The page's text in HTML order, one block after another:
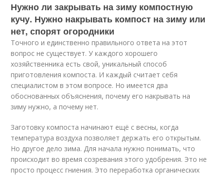
Нужно ли закрывать на зиму компостную
кучу. Нужно накрывать компост на зиму или
нет, спорят огородники
Точного и единственно правильного ответа на этот
вопрос не существует. У каждого хорошего
хозяйственника есть свой, уникальный способ
приготовления компоста. И каждый считает себя
специалистом в этом вопросе. Но имеется два
обоснованных объяснения, почему его накрывать на
зиму нужно, а почему нет.
Заготовку компоста начинают ещё с весны, когда
температура воздуха позволяет держать его открытым.
Но другое дело зима. Для начала нужно понимать, что
происходит во время созревания этого удобрения. Это не
просто процесс гниения. Это переработка органических